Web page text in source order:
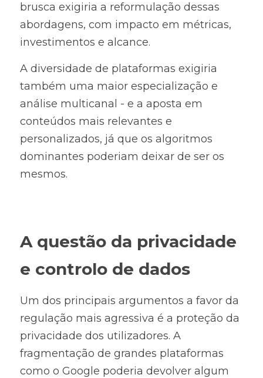
brusca exigiria a reformulação dessas
abordagens, com impacto em métricas,
investimentos e alcance.
A diversidade de plataformas exigiria
também uma maior especialização e
análise multicanal - e a aposta em
conteúdos mais relevantes e
personalizados, já que os algoritmos
dominantes poderiam deixar de ser os
mesmos.
A questão da privacidade
e controlo de dados
Um dos principais argumentos a favor da
regulação mais agressiva é a proteção da
privacidade dos utilizadores. A
fragmentação de grandes plataformas
como o Google poderia devolver algum